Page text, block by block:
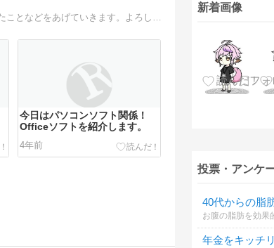
いおりんのブログへようこそ！このブログでは、パソコン関係ネタや、日々購入した物、面白かったことなどをあげていきます。よろしくお願いします。
今日はパソコンソフト関係！
Officeソフトを紹介します。
4年前
新着画像
投票・アンケ
40代からの脂
お腹の脂肪を効果
年金をキッチ